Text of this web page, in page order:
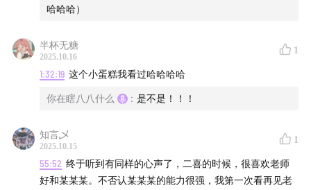
哈哈哈）
半杯无糖
2025.10.16
1
1:32:19 这个小蛋糕我看过哈哈哈哈
你在瞎八八什么 : 是不是！！！
知言乄
2025.10.15
1
55:52 终于听到有同样的心声了，二喜的时候，很喜欢老师
好和某某某。不否认某某某的能力很强，我第一次看再见老